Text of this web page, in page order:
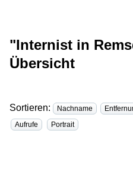
"Internist in
Übersicht
Sortieren: Nachname
Aufrufe
Portrait